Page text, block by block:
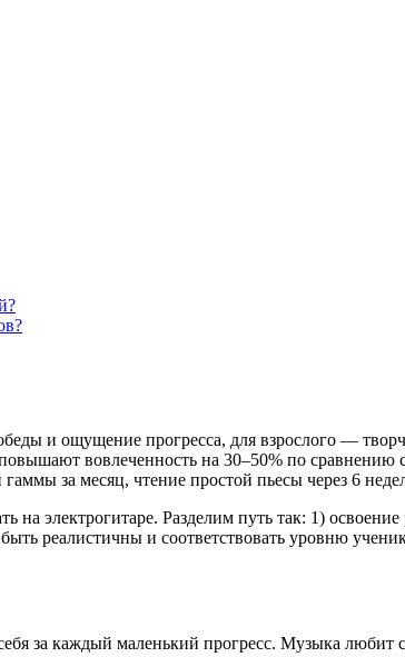
и ощущение прогресса, для взрослого —
вовлеченность на 30–50% по сравнению
за месяц, чтение простой пьесы через 6
электрогитаре. Разделим путь так: 1)
реалистичны и соответствовать уровню
за каждый маленький прогресс. Музыка любит